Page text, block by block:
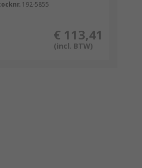
192-5855
€ 113,41
(incl. BTW)